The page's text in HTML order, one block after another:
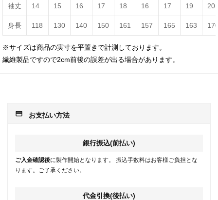
袖丈 14 15 16 17 18 16 17 19 20
身長 118 130 140 150 161 157 165 163
※サイズは商品の実寸を平置きで計測しております。
繊維製品ですので2cm前後の誤差が出る場合があります。
payment お支払い方法
銀行振込(前払い)
ご入金確認後に製作開始となります。 振込手数料はお客様ご負担とな
ります。ご了承ください。
代金引換(後払い)